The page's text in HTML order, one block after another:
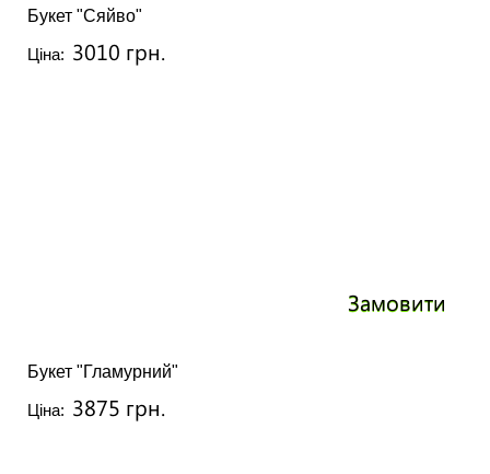
Букет "Сяйво"
Ціна: 3010 грн.
Замовити
Букет "Гламурний"
Ціна: 3875 грн.